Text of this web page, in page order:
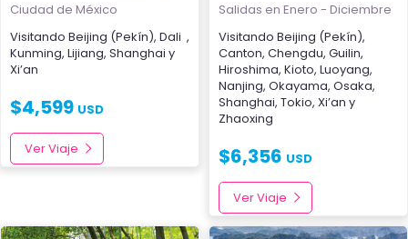
Ciudad de México
Visitando Beijing (Pekín), Dali ,
Kunming, Lijiang, Shanghai y
Xi’an
$4,599 USD
Ver Viaje
Salidas en Enero - Diciembre
Visitando Beijing (Pekín),
Canton, Chengdu, Guilin,
Hiroshima, Kioto, Luoyang,
Nanjing, Okayama, Osaka,
Shanghai, Tokio, Xi’an y
Zhaoxing
$6,356 USD
Ver Viaje